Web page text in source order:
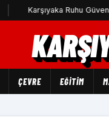
Karşıyaka Ruhu
ÇEVRE EĞİTİM